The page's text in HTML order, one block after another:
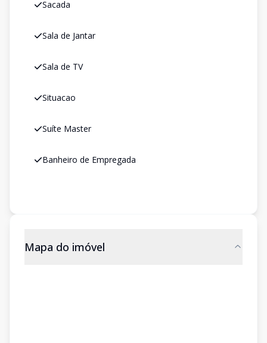
Sacada
Sala de Jantar
Sala de TV
Situacao
Suíte Master
Banheiro de Empregada
Mapa do imóvel